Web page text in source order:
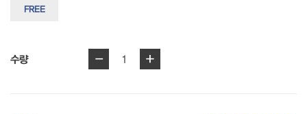
FREE
수량 - 1 +